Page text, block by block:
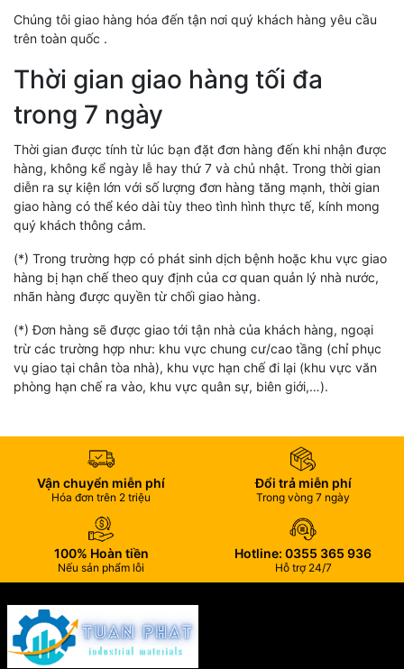
Chúng tôi giao hàng hóa đến tận nơi quý khách hàng yêu cầu
trên toàn quốc .
Thời gian giao hàng tối đa
trong 7 ngày
Thời gian được tính từ lúc bạn đặt đơn hàng đến khi nhận được
hàng, không kể ngày lễ hay thứ 7 và chủ nhật. Trong thời gian
diễn ra sự kiện lớn với số lượng đơn hàng tăng mạnh, thời gian
giao hàng có thể kéo dài tùy theo tình hình thực tế, kính mong
quý khách thông cảm.
(*) Trong trường hợp có phát sinh dịch bệnh hoặc khu vực giao
hàng bị hạn chế theo quy định của cơ quan quản lý nhà nước,
nhãn hàng được quyền từ chối giao hàng.
(*) Đơn hàng sẽ được giao tới tận nhà của khách hàng, ngoại
trừ các trường hợp như: khu vực chung cư/cao tầng (chỉ phục
vụ giao tại chân tòa nhà), khu vực hạn chế đi lại (khu vực văn
phòng hạn chế ra vào, khu vực quân sự, biên giới,…).
Vận chuyển miễn phí
Hóa đơn trên 2 triệu
Đổi trả miễn phí
Trong vòng 7 ngày
100% Hoàn tiền
Nếu sản phẩm lỗi
Hotline: 0355 365 936
Hỗ trợ 24/7